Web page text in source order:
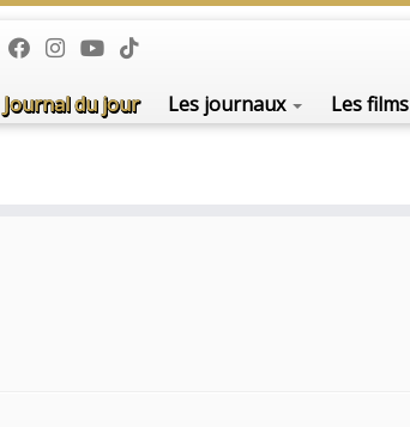
Journal du jour Les journaux Les films